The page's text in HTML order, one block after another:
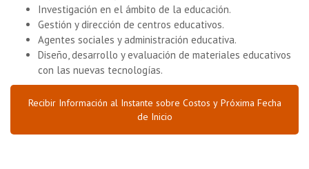
Investigación en el ámbito de la educación.
Gestión y dirección de centros educativos.
Agentes sociales y administración educativa.
Diseño, desarrollo y evaluación de materiales educativos
con las nuevas tecnologías.
Recibir Información al Instante sobre Costos y Próxima Fecha
de Inicio